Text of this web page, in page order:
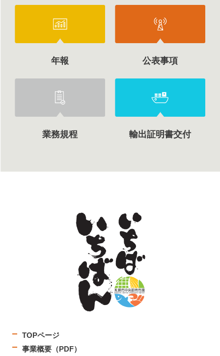
年報 公表事項
業務規程 輸出証明書交付
TOPページ
事業概要（PDF）